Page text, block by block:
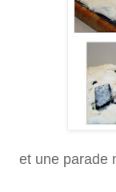
et une parade